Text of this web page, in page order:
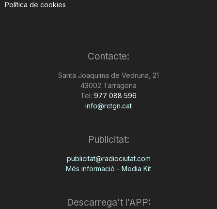
Política de cookies
Contacte:
Santa Joaquima de Vedruna, 21
43002 Tarragona
Tel: 977 088 596
info@rctgn.cat
Publicitat:
publicitat@radiociutat.com
Més informació - Media Kit
Descarrega't l'APP: